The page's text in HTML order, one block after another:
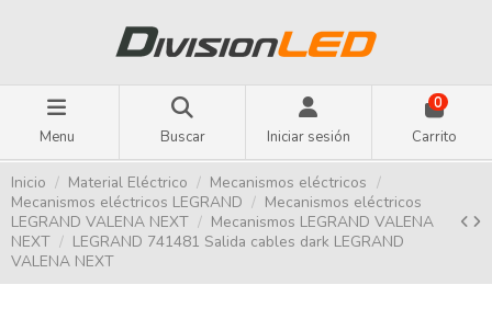
Menu Buscar Iniciar sesión
0
Carrito
Inicio Material Eléctrico
Mecanismos eléctricos
Mecanismos eléctricos LEGRAND
Mecanismos eléctricos
LEGRAND VALENA NEXT
Mecanismos LEGRAND VALENA
NEXT
LEGRAND 741481 Salida cables dark LEGRAND
VALENA NEXT